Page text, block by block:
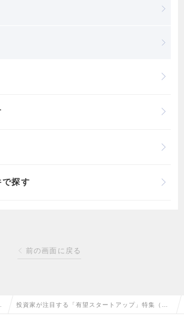
探す
前の画面に戻る
投資家が注目する「有望スタートアップ」特集（20